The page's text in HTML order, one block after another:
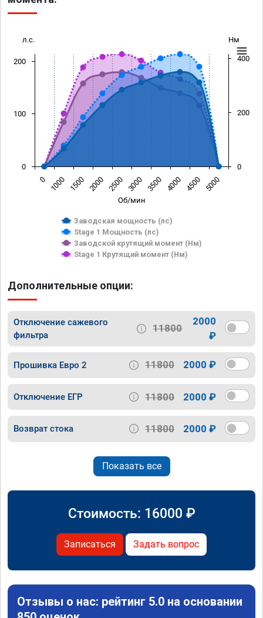
Об/мин
л.с. Нм
Заводская мощность (лс)
Stage 1 Мощность (лс)
Заводской крутящий момент (Нм)
Stage 1 Крутящий момент (Нм)
0 1000 1500 2000 2500 3000 3500 4000 4500 5000
0
100
200
0
200
400
Дополнительные опции:
Отключение сажевого
фильтра
11800
2000
₽
Прошивка Евро 2 11800 2000 ₽
Отключение ЕГР 11800 2000 ₽
Возврат стока 11800 2000 ₽
Показать все
Стоимость: 16000 ₽
Записаться Задать вопрос
Отзывы о нас: рейтинг 5.0 на основании